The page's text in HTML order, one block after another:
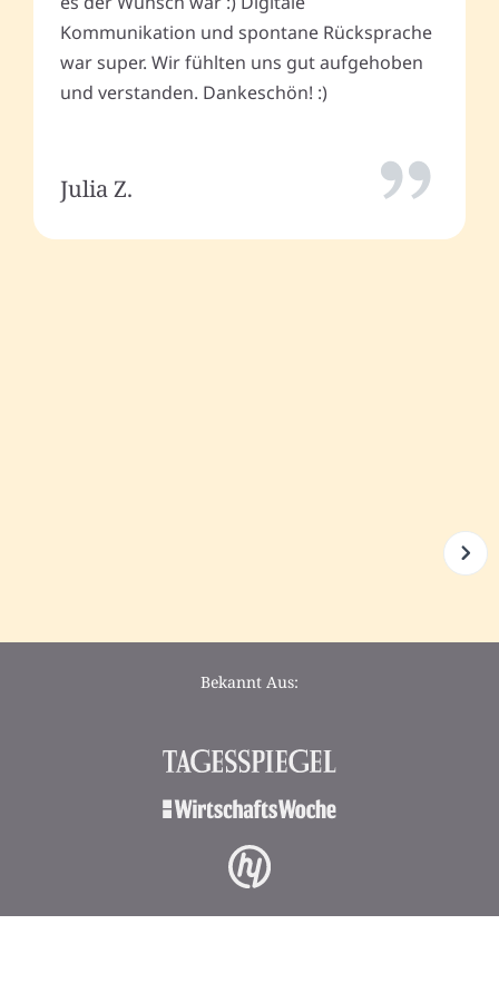
Kommunikation und spontane Rücksprache
war super. Wir fühlten uns gut aufgehoben
und verstanden. Dankeschön! :)
Julia Z.
Bekannt Aus: